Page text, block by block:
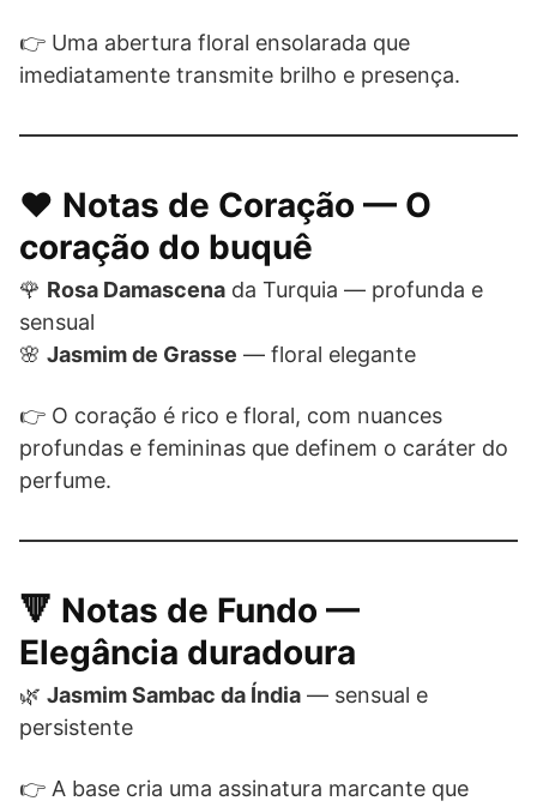
👉 Uma abertura floral ensolarada que
imediatamente transmite brilho e presença.
❤️ Notas de Coração — O
coração do buquê
🌹 Rosa Damascena da Turquia — profunda e
sensual
🌸 Jasmim de Grasse — floral elegante
👉 O coração é rico e floral, com nuances
profundas e femininas que definem o caráter do
perfume.
🔻 Notas de Fundo —
Elegância duradoura
🌿 Jasmim Sambac da Índia — sensual e
persistente
👉 A base cria uma assinatura marcante que